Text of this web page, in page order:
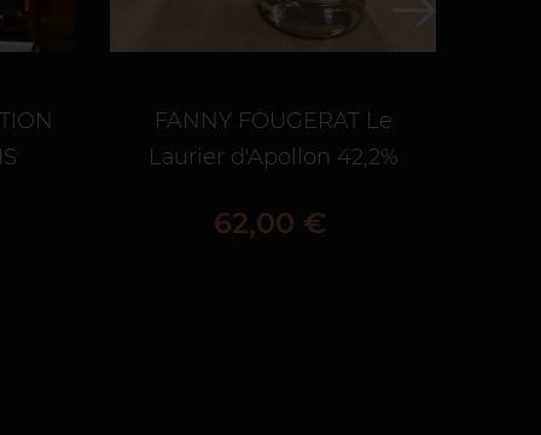
FANNY FOUGERAT Le
Laurier d'Apollon 42,2%
Prix
62,00 €